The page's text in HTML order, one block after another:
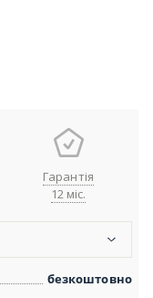
Гарантія
12 міс.
безкоштовно